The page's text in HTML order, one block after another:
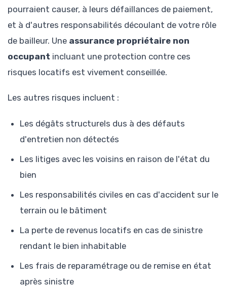
pourraient causer, à leurs défaillances de paiement,
et à d'autres responsabilités découlant de votre rôle
de bailleur. Une assurance propriétaire non
occupant incluant une protection contre ces
risques locatifs est vivement conseillée.
Les autres risques incluent :
Les dégâts structurels dus à des défauts
d'entretien non détectés
Les litiges avec les voisins en raison de l'état du
bien
Les responsabilités civiles en cas d'accident sur le
terrain ou le bâtiment
La perte de revenus locatifs en cas de sinistre
rendant le bien inhabitable
Les frais de reparamétrage ou de remise en état
après sinistre